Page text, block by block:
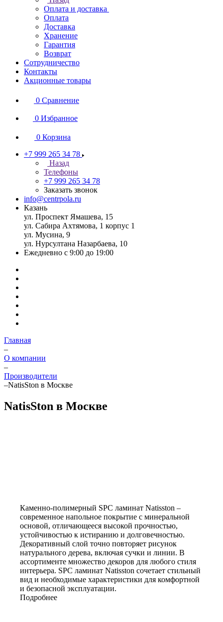
Оплата и доставка
Оплата
Доставка
Хранение
Гарантия
Возврат
Сотрудничество
Контакты
Акционные товары
0 Сравнение
0 Избранное
0 Корзина
+7 999 265 34 78
Назад
Телефоны
+7 999 265 34 78
Заказать звонок
info@centrpola.ru
Казань
ул. Проспект Ямашева, 15
ул. Сабира Ахтямова, 1 корпус 1
ул. Мусина, 9
ул. Нурсултана Назарбаева, 10
Ежедневно с 9:00 до 19:00
Главная
–
О компании
–
Производители
–NatisSton в Москве
NatisSton в Москве
Каменно-полимерный SPC ламинат Natisston –
современное напольное покрытие с минеральной
основой, отличающееся высокой прочностью,
устойчивостью к истиранию и долговечностью.
Декоративный слой точно повторяет рисунок
натурального дерева, включая сучки и линии. В
ассортименте множество декоров для любого стиля
интерьера. SPC ламинат Natisston сочетает стильный
вид и необходимые характеристики для комфортной
и безопасной эксплуатации.
Подробнее